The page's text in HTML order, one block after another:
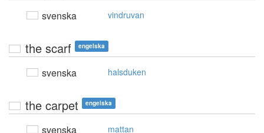
svenska vindruvan
the scarf engelska
svenska halsduken
the carpet engelska
svenska mattan